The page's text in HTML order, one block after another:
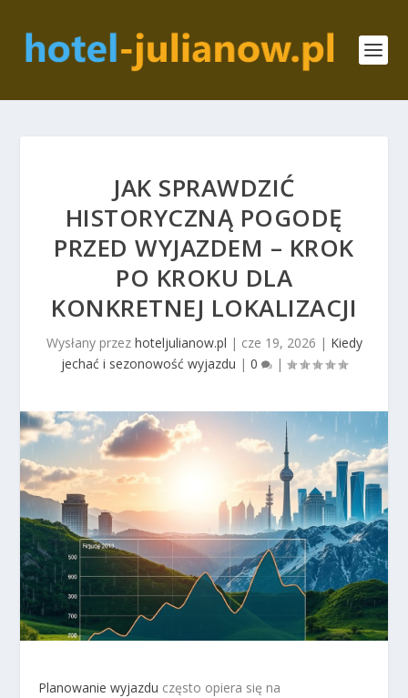
JAK SPRAWDZIĆ
HISTORYCZNĄ POGODĘ
PRZED WYJAZDEM – KROK
PO KROKU DLA
KONKRETNEJ LOKALIZACJI
Wysłany przez hoteljulianow.pl | cze 19, 2026 | Kiedy
jechać i sezonowość wyjazdu | 0 |
Planowanie wyjazdu często opiera się na